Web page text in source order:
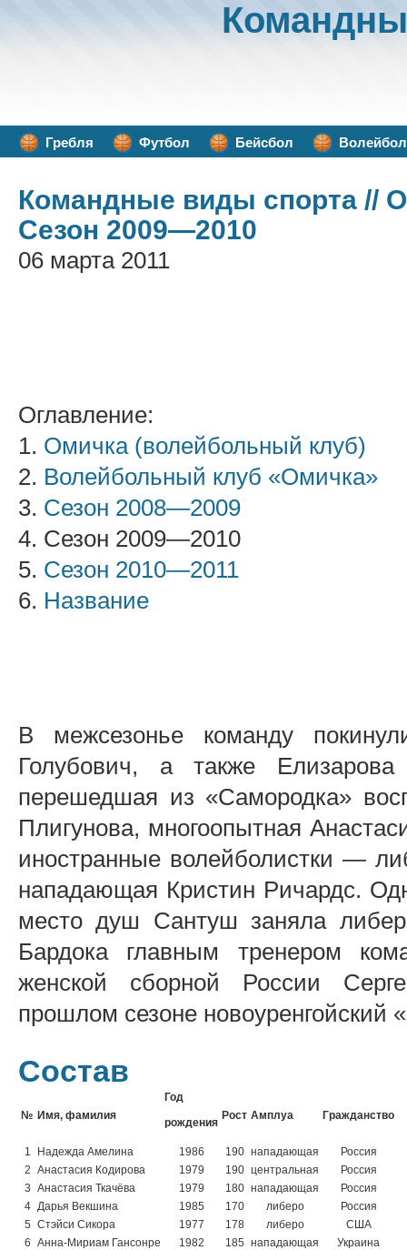
Гребля Футбол Бейсбол Волейбол
Командные виды спорта //
Сезон 2009—2010
06 марта 2011
Оглавление:
1. Омичка (волейбольный клуб)
2. Волейбольный клуб «Омичка»
3. Сезон 2008—2009
4. Сезон 2009—2010
5. Сезон 2010—2011
6. Название
В межсезонье команду
Голубович, а также
перешедшая из «Самородка»
Плигунова, многоопытная
иностранные волейболистки —
нападающая Кристин Ричардс.
место душ Сантуш заняла
Бардока главным тренером
женской сборной России
прошлом сезоне новоуренгойский
Состав
№ Имя, фамилия
Год
рождения
Рост Амплуа Гражданство
1 Надежда Амелина 1986 190 нападающая
Россия
2 Анастасия Кодирова 1979 190 центральная
Россия
3 Анастасия Ткачёва 1979 180 нападающая
Россия
4 Дарья Векшина 1985 170 либеро
Россия
5 Стэйси Сикора 1977 178 либеро
США
6 Анна-Мириам Гансонре 1982 185 нападающая
Украина